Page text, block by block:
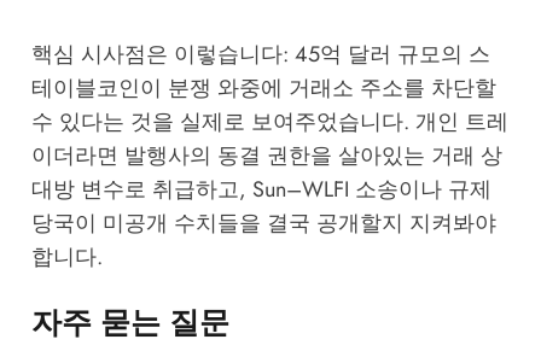
핵심 시사점은 이렇습니다: 45억 달러 규모의 스
테이블코인이 분쟁 와중에 거래소 주소를 차단할
수 있다는 것을 실제로 보여주었습니다. 개인 트레
이더라면 발행사의 동결 권한을 살아있는 거래 상
대방 변수로 취급하고, Sun–WLFI 소송이나 규제
당국이 미공개 수치들을 결국 공개할지 지켜봐야
합니다.
자주 묻는 질문